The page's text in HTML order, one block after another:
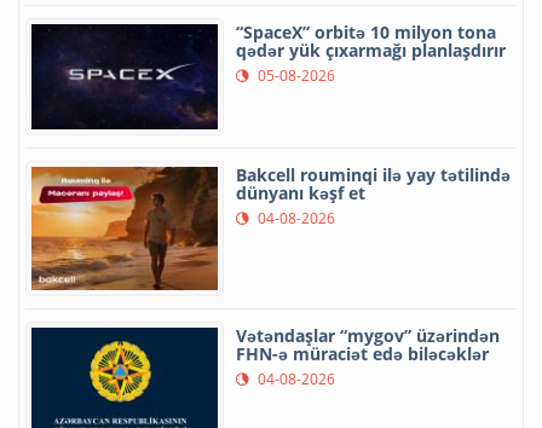
“SpaceX” orbitə 10 milyon tona
qədər yük çıxarmağı planlaşdırır
05-08-2026
Bakcell rouminqi ilə yay tətilində
dünyanı kəşf et
04-08-2026
Vətəndaşlar “mygov” üzərindən
FHN-ə müraciət edə biləcəklər
04-08-2026